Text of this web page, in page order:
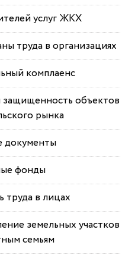
услуг ЖКХ
труда в организациях
комплаенс
объектов
рынка
документы
фонды
труда в лицах
земельных участков
семьям